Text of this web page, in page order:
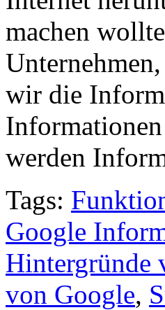
machen
wir die
werden
Tags:
Google
Hintergründe
von Google,